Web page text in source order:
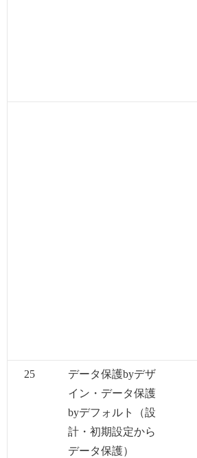
25
データ保護byデザ
イン・データ保護
byデフォルト（設
計・初期設定から
データ保護）